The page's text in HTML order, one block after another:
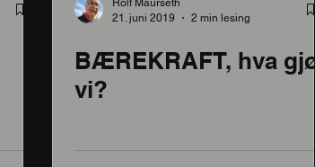
Rolf Maurseth
21. juni 2019
2 min lesing
BÆREKRAFT, hva gjør
vi?